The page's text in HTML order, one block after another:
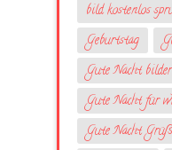
bild kostenlos
Geburtstag
Gute Nacht bilder
Gute Nacht für
Gute Nacht